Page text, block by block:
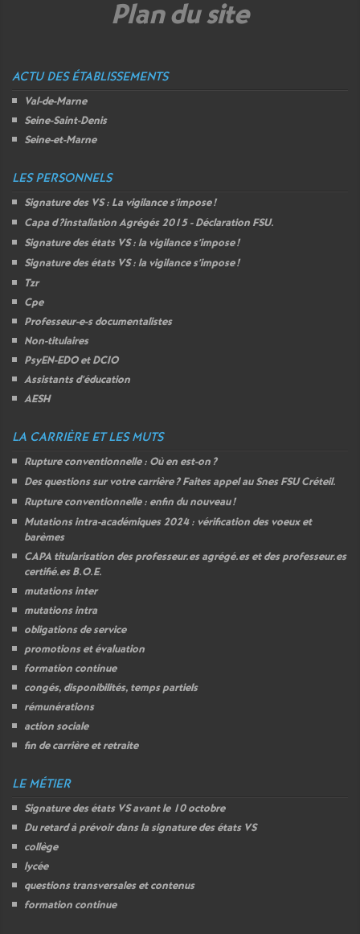
Plan du site
ACTU DES ÉTABLISSEMENTS
Val-de-Marne
Seine-Saint-Denis
Seine-et-Marne
LES PERSONNELS
Signature des VS: La vigilance s’impose!
Capa d ?installation Agrégés 2015 - Déclaration FSU.
Signature des états VS: la vigilance s’impose!
Signature des états VS: la vigilance s’impose!
Tzr
Cpe
Professeur-e-s documentalistes
Non-titulaires
PsyEN-EDOetDCIO
Assistants d’éducation
AESH
LA CARRIÈRE ET LES MUTS
Rupture conventionnelle : Où en est-on ?
Des questions sur votre carrière ? Faites appel au SnesFSUCréteil.
Rupture conventionnelle : enfin du nouveau!
Mutations intra-académiques 2024 : vérification des voeux et
barèmes
CAPA titularisation des professeur.es agrégé.es et des professeur.es
certifié.esB.O.E.
mutations inter
mutations intra
obligations de service
promotions et évaluation
formation continue
congés, disponibilités, temps partiels
rémunérations
action sociale
fin de carrière et retraite
LE MÉTIER
Signature des états VSavant le 10 octobre
Du retard à prévoir dans la signature des états VS
collège
lycée
questions transversales et contenus
formation continue